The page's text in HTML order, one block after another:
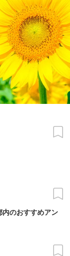
内のおすすめアン